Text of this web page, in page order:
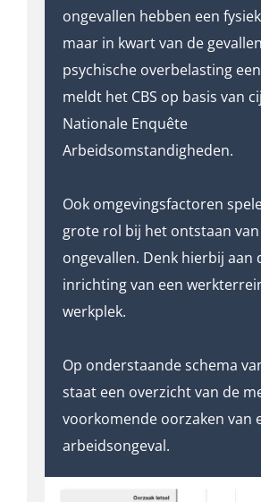
ongevallen hebben een
maar in kwart van de
psychische overbelasting
meldt het CBS op basis van
Nationale Enquête
Arbeidsomstandigheden.
Ook omgevingsfactoren
grote rol bij het ontstaan van
ongevallen. Denk hierbij aan
inrichting van een
werkplek.
Op onderstaande schema
staat een overzicht van de
voorkomende oorzaken van
arbeidsongeval.